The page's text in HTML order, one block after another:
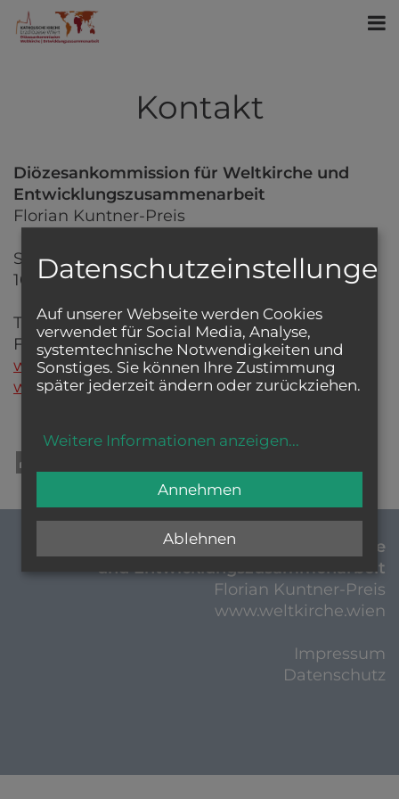
Kontakt
Diözesankommission für Weltkirche und
Entwicklungszusammenarbeit
Florian Kuntner-Preis
Stephansplatz 6/DG/633
1010 Wien
Tel:01/515 52-3355
Fax: 01/515 52-2355
weltkirche@edw.or.at
www.weltkirche.wien
Diözesankommission für Weltkirche
und Entwicklungszusammenarbeit
Florian Kuntner-Preis
www.weltkirche.wien
Impressum
Datenschutz
Datenschutzeinstellungen
Auf unserer Webseite werden Cookies
verwendet für Social Media, Analyse,
systemtechnische Notwendigkeiten und
Sonstiges. Sie können Ihre Zustimmung
später jederzeit ändern oder zurückziehen.
Weitere Informationen anzeigen...
Ablehnen
Annehmen